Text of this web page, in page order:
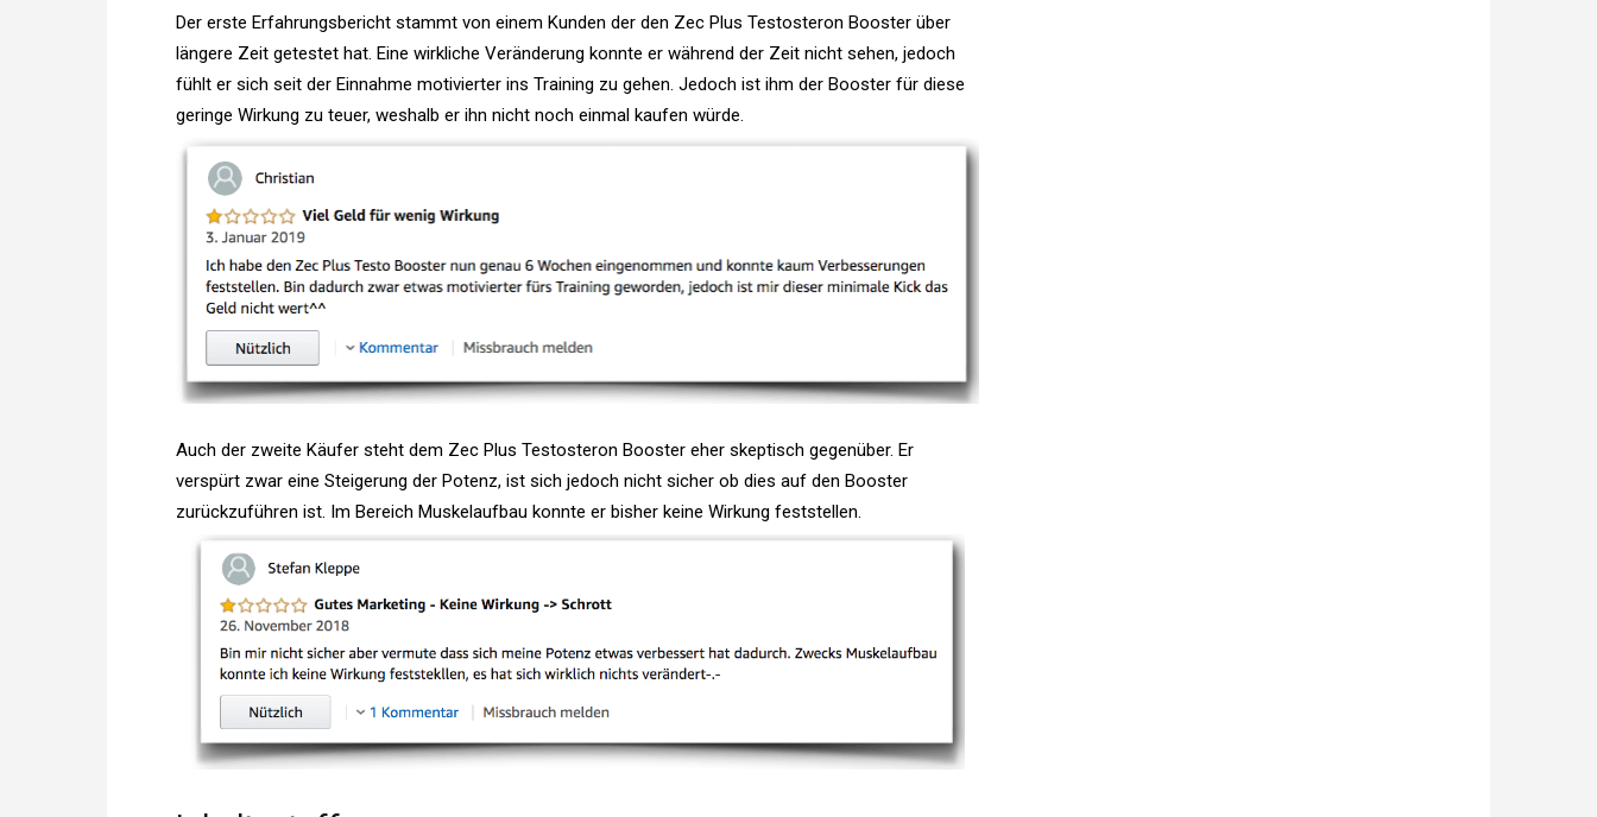
Der erste Erfahrungsbericht stammt von einem Kunden der den Zec Plus Testosteron Booster über
längere Zeit getestet hat. Eine wirkliche Veränderung konnte er während der Zeit nicht sehen, jedoch
fühlt er sich seit der Einnahme motivierter ins Training zu gehen. Jedoch ist ihm der Booster für diese
geringe Wirkung zu teuer, weshalb er ihn nicht noch einmal kaufen würde.
Auch der zweite Käufer steht dem Zec Plus Testosteron Booster eher skeptisch gegenüber. Er
verspürt zwar eine Steigerung der Potenz, ist sich jedoch nicht sicher ob dies auf den Booster
zurückzuführen ist. Im Bereich Muskelaufbau konnte er bisher keine Wirkung feststellen.